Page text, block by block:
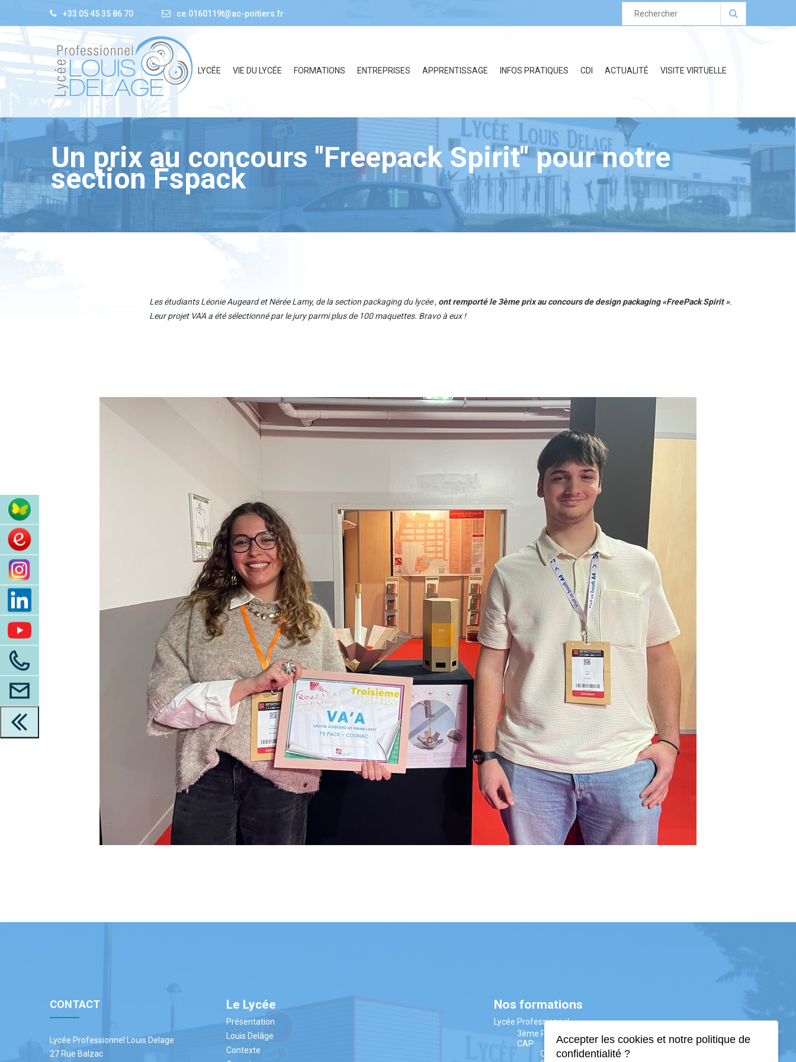
+33 05 45 35 86 70 ce.0160119t@ac-poitiers.fr
LYCÉE VIE DU LYCÉE FORMATIONS ENTREPRISES APPRENTISSAGE INFOS PRATIQUES CDI ACTUALITÉ VISITE VIRTUELLE
Un prix au concours "Freepack Spirit" pour notre
section Fspack
Les étudiants Léonie Augeard et Nérée Lamy, de la section packaging du lycée , ont remporté le 3ème prix au concours de design packaging «FreePack Spirit ».
Leur projet VA'A a été sélectionné par le jury parmi plus de 100 maquettes. Bravo à eux !
CONTACT
Lycée Professionnel Louis Delage
27 Rue Balzac
Le Lycée
Présentation
Louis Delâge
Contexte
Nos formations
Lycée Professionnel
3ème PM
CAP
CAP AAGA
Accepter les cookies et notre politique de
confidentialité ?